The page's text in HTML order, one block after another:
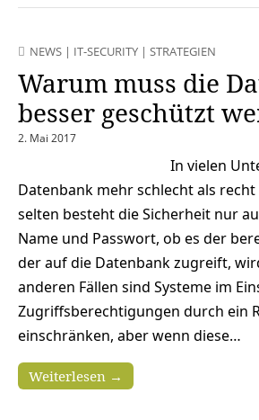
NEWS | IT-SECURITY | STRATEGIEN
Warum muss die
besser geschützt
2. Mai 2017
In vielen
Datenbank mehr schlecht als
selten besteht die Sicherheit nur
Name und Passwort, ob es der
der auf die Datenbank zugreift,
anderen Fällen sind Systeme im
Zugriffsberechtigungen durch ein
einschränken, aber wenn diese…
Weiterlesen →